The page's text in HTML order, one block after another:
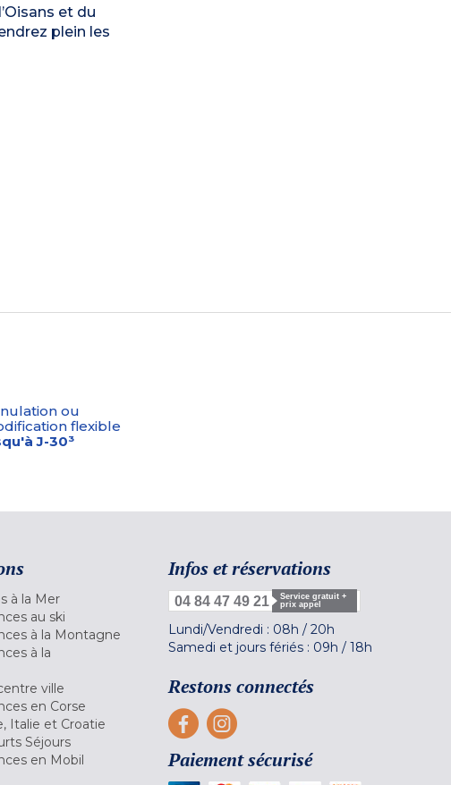
et du
plein les
ou
flexible
J-30³
à la Mer
au ski
à la Montagne
à la
ville
en Corse
Italie et Croatie
Séjours
en Mobil
Infos et réservations
04 84 47 49 21
Service gratuit +
prix appel
Lundi/Vendredi : 08h / 20h
Samedi et jours fériés : 09h / 18h
Restons connectés
Paiement sécurisé